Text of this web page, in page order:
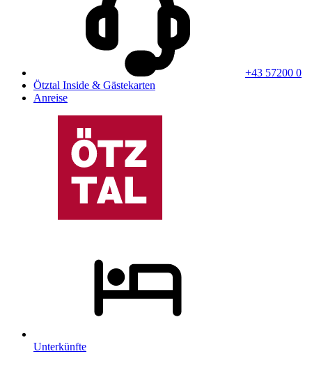
+43 57200 0
Ötztal Inside & Gästekarten
Anreise
Unterkünfte